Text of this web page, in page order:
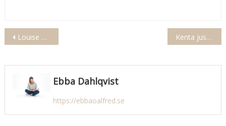
Inläggsnavigering
Louise boije af gennäs-böcker Kenta just idag är jag stark
Ebba Dahlqvist
https://ebbaoalfred.se